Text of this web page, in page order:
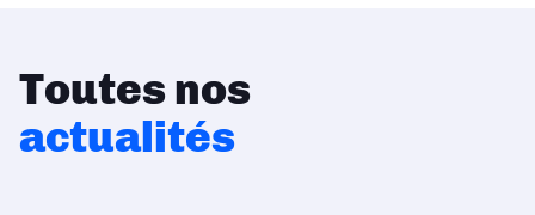
Toutes nos
actualités